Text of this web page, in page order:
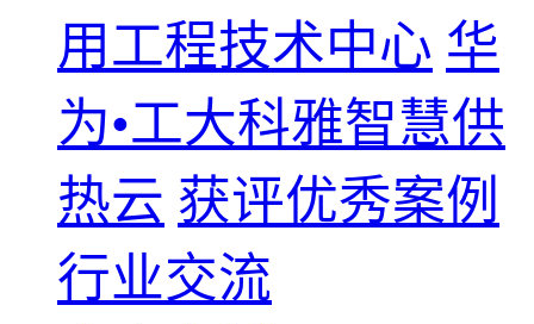
用工程技术中心 华
为•工大科雅智慧供
热云 获评优秀案例
行业交流